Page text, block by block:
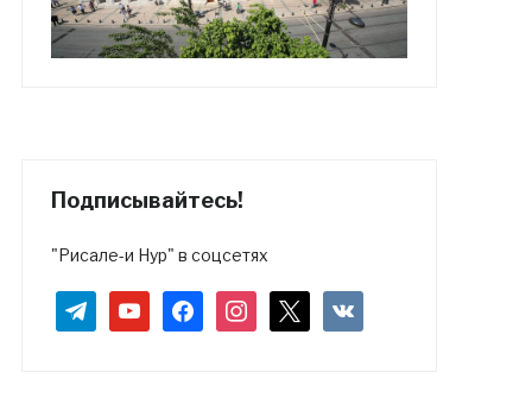
Подписывайтесь!
"Рисале-и Нур" в соцсетях
telegramyoutubefacebookinstagram vkontakte